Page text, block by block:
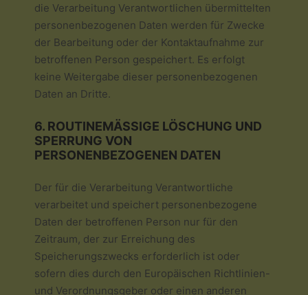
die Verarbeitung Verantwortlichen übermittelten
personenbezogenen Daten werden für Zwecke
der Bearbeitung oder der Kontaktaufnahme zur
betroffenen Person gespeichert. Es erfolgt
keine Weitergabe dieser personenbezogenen
Daten an Dritte.
6. ROUTINEMÄSSIGE LÖSCHUNG UND S
PERRUNG VON P
ERSONENBEZOGENEN DATEN
Der für die Verarbeitung Verantwortliche
verarbeitet und speichert personenbezogene
Daten der betroffenen Person nur für den
Zeitraum, der zur Erreichung des
Speicherungszwecks erforderlich ist oder
sofern dies durch den Europäischen Richtlinien-
und Verordnungsgeber oder einen anderen